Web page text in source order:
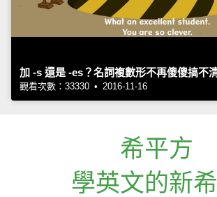
加 -s 還是 -es？名詞複數形不再傻傻搞不
觀看次數：33330 • 2016-11-16
希平方
學英文的新